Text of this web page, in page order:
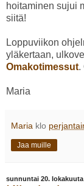
hoitaminen sujui
siitä!
Loppuviikon
yläkertaan,
Omakotimessut.
Maria
Maria klo
Jaa muille
sunnuntai 20. lokakuuta